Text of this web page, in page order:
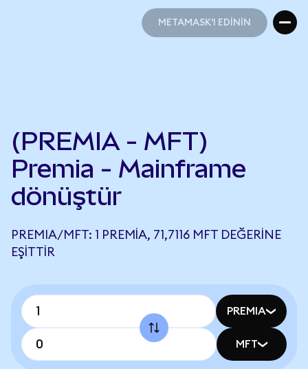
METAMASK'I EDİNİN
(PREMIA - MFT)
Premia - Mainframe
dönüştür
PREMIA/MFT: 1 PREMIA, 71,7116 MFT DEĞERINE
EŞITTIR
PREMIA
MFT